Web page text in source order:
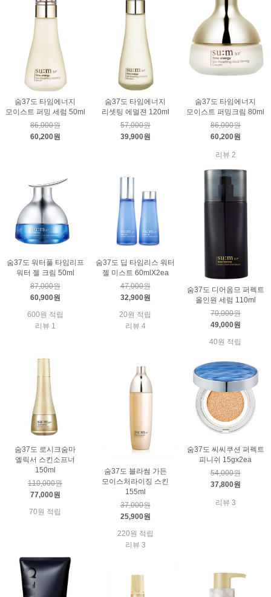
숨37도 타임에너지
모이스트 퍼밍 세럼 50ml
86,000원
60,200원
숨37도 타임에너지
리셋팅 에멀젼 120ml
57,000원
39,900원
숨37도 타임에너지
모이스트 퍼밍크림 80ml
86,000원
60,200원
리뷰 2
숨37도 워터풀 타임리프
워터 젤 크림 50ml
87,000원
60,900원
600원 적립
리뷰 1
숨37도 딥 타임리스 워터
젤 미스트 60mlX2ea
47,000원
32,900원
20원 적립
리뷰 4
숨37도 디어옴므 퍼펙트
올인원 세럼 110ml
70,000원
49,000원
40원 적립
숨37도 로시크숨마
엘릭서 스킨소프너
150ml
110,000원
77,000원
70원 적립
숨37도 블라썸 가든
모이스처라이징 스킨
155ml
37,000원
25,900원
220원 적립
리뷰 3
숨37도 씨씨쿠션 퍼펙트
피니쉬 15gx2ea
54,000원
37,800원
리뷰 3